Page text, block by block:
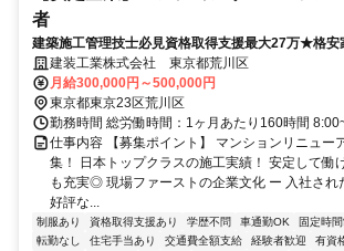
者
建築施工管理技士必見資格取得支援最大27万★格
り 建装工業株式会社 東京都荒川区
月給300,000円～500,000円
東京都東京23区荒川区
勤務時間 総労働時間：1ヶ月あたり160時間
仕事内容 【募集ポイント】 マンションリニュー
集！ 日本トップクラスの施工実績！ 安定して働
も充実◎ 現場ファーストの企業文化 ー 入社され
好評な...
制服あり 資格取得支援あり 学歴不問 車通勤OK 固定時間
転勤なし
住宅手当あり 交通費全額支給 経験者歓迎 有資